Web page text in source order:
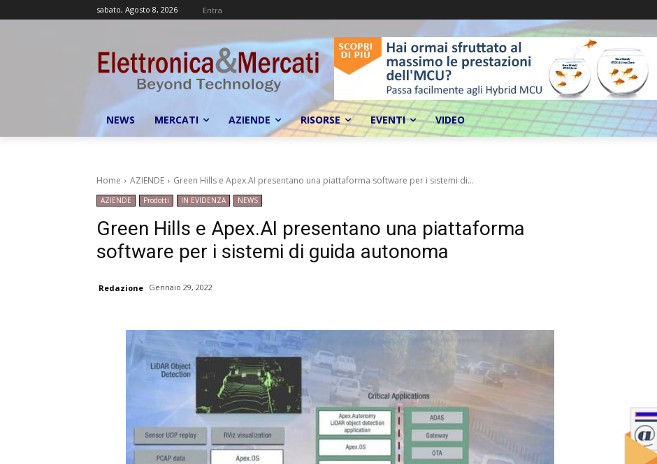
sabato, Agosto 8, 2026 Entra
NEWS MERCATI AZIENDE RISORSE EVENTI VIDEO
Home AZIENDE Green Hills e Apex.AI presentano una piattaforma software per i sistemi di...
AZIENDE Prodotti IN EVIDENZA NEWS
Green Hills e Apex.AI presentano una piattaforma
software per i sistemi di guida autonoma
Redazione Gennaio 29, 2022